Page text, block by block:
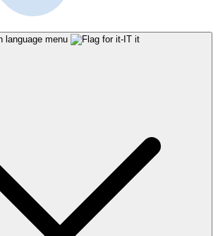
language menu it